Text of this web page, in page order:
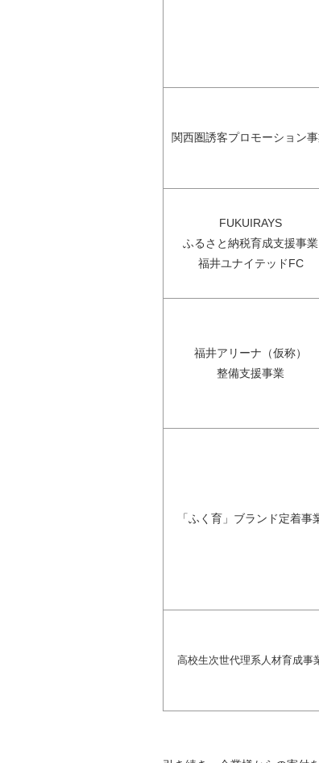
関西圏誘客プロモーション
FUKUIRAYS
ふるさと納税育成支援事業
福井ユナイテッドFC
福井アリーナ（仮称）
整備支援事業
「ふく育」ブランド定着事
高校生次世代理系人材育成事